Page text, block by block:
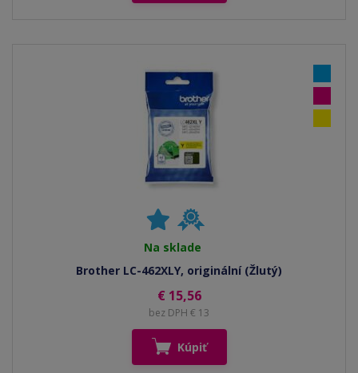
Na sklade
Brother LC-462XLY, originální (Žlutý)
€ 15,56
bez DPH € 13
Kúpiť